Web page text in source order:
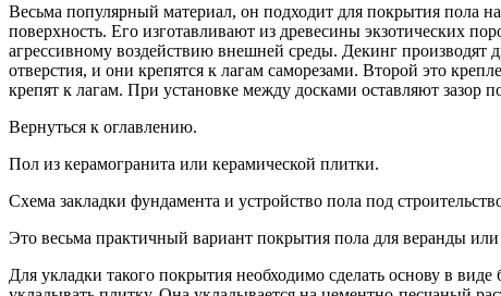
Весьма популярный материал, он подходит для покрытия пола
поверхность. Его изготавливают из древесины экзотических
агрессивному воздействию внешней среды. Декинг производят
отверстия, и они крепятся к лагам саморезами. Второй это
крепят к лагам. При установке между досками оставляют
Вернуться к оглавлению.
Пол из керамогранита или керамической плитки.
Схема закладки фундамента и устройство пола под
Это весьма практичный вариант покрытия пола для веранды
Для укладки такого покрытия необходимо сделать основу в